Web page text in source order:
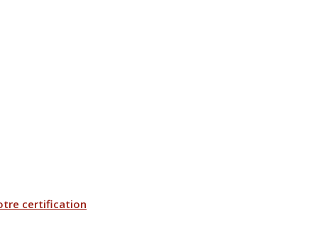
certification